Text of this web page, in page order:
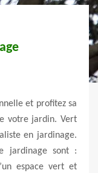
et profitez sa
votre jardin. Vert
en jardinage.
jardinage sont :
espace vert et